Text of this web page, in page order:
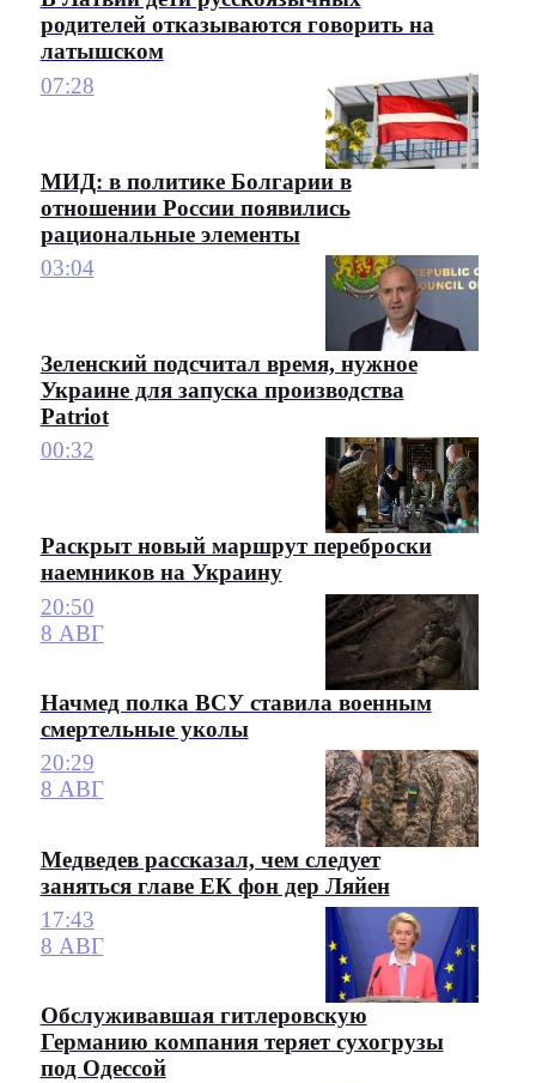
родителей отказываются говорить на
латышском
07:28
МИД: в политике Болгарии в
отношении России появились
рациональные элементы
03:04
Зеленский подсчитал время, нужное
Украине для запуска производства
Patriot
00:32
Раскрыт новый маршрут переброски
наемников на Украину
20:50
8 АВГ
Начмед полка ВСУ ставила военным
смертельные уколы
20:29
8 АВГ
Медведев рассказал, чем следует
заняться главе ЕК фон дер Ляйен
17:43
8 АВГ
Обслуживавшая гитлеровскую
Германию компания теряет сухогрузы
под Одессой